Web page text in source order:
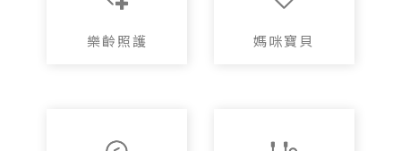
樂齡照護 媽咪寶貝